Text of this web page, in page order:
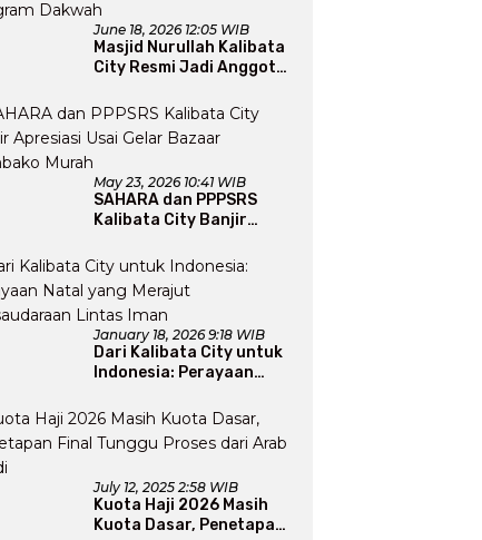
June 18, 2026 12:05 WIB
Masjid Nurullah Kalibata
City Resmi Jadi Anggota
Perluas Program Dakwah
May 23, 2026 10:41 WIB
SAHARA dan PPPSRS
Kalibata City Banjir
Bazaar Sembako Murah
January 18, 2026 9:18 WIB
Dari Kalibata City untuk
Indonesia: Perayaan
Persaudaraan Lintas
Iman
July 12, 2025 2:58 WIB
Kuota Haji 2026 Masih
Kuota Dasar, Penetapan